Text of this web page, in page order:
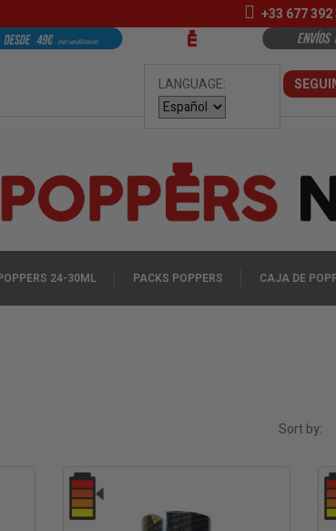
+33 677 392
LANGUAGE:
24-30ML PACKS POPPERS CAJA DE
Sort by: